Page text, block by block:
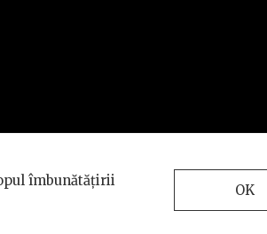
INTERKORP
îmbunătățirii
OK